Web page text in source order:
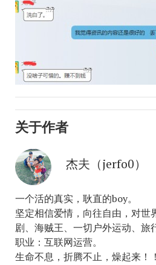
关于作者
杰夫（jerfo0）
一个活的真实，耿直的boy。
坚定相信爱情，向往自由，对世
剧、海贼王、一切户外运动、旅
职业：互联网运营。
生命不息，折腾不止，燥起来！